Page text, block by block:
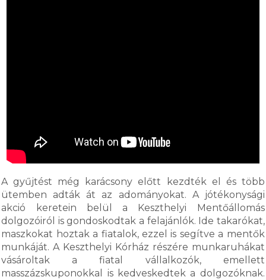
A gyűjtést még karácsony előtt kezdték el és több
ütemben adták át az adományokat. A jótékonysági
akció keretein belül a Keszthelyi Mentőállomás
dolgozóiról is gondoskodtak a felajánlók. Ide takarókat,
maszkokat hoztak a fiatalok, ezzel is segítve a mentők
munkáját. A Keszthelyi Kórház részére munkaruhákat
vásároltak a fiatal vállalkozók, emellett
masszázskuponokkal is kedveskedtek a dolgozóknak.